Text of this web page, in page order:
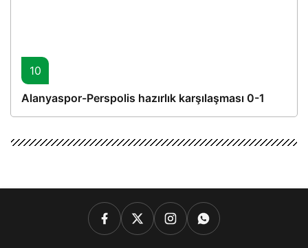
10
Alanyaspor-Perspolis hazırlık karşılaşması 0-1